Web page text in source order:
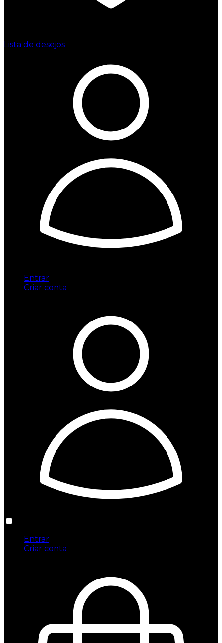
Lista de desejos
Entrar
Criar conta
Entrar
Criar conta